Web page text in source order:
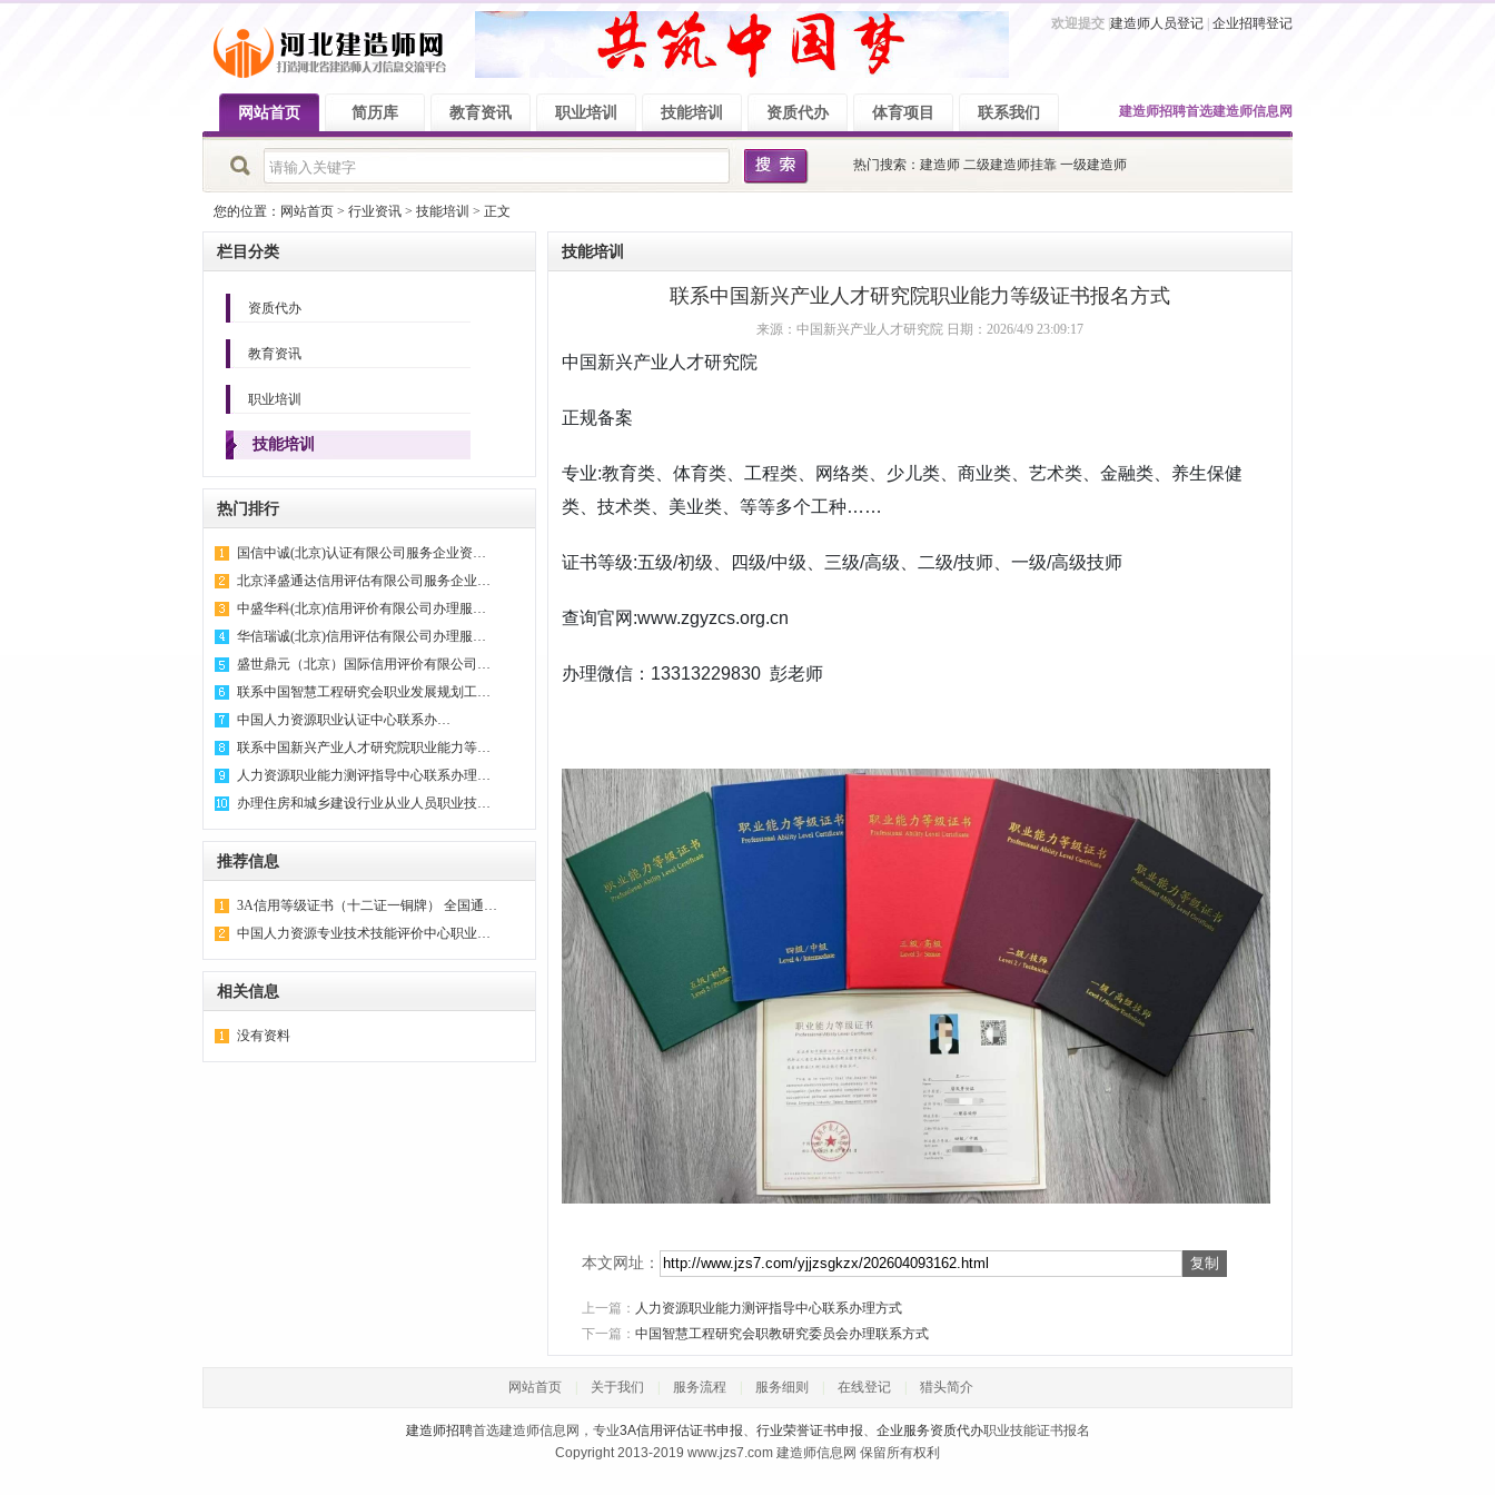
欢迎提交 建造师人员登记 企业招聘登记
网站首页 简历库 教育资讯 职业培训 技能培训 资质代办 体育项目 联系我们 建造师招聘首选建造师信息网
热门搜索： 建造师 二级建造师挂靠 一级建造师
您的位置： 网站首页 > 行业资讯 > 技能培训 > 正文
技能培训
联系中国新兴产业人才研究院职业能力等级证书报名方式
来源：中国新兴产业人才研究院 日期：2026/4/9 23:09:17
中国新兴产业人才研究院
正规备案
专业:教育类、体育类、工程类、网络类、少儿类、商业类、艺术类、金融类、养生保健
类、技术类、美业类、等等多个工种……
证书等级:五级/初级、四级/中级、三级/高级、二级/技师、一级/高级技师
查询官网:www.zgyzcs.org.cn
办理微信：13313229830 彭老师
本文网址：
上一篇： 人力资源职业能力测评指导中心联系办理方式
下一篇： 中国智慧工程研究会职教研究委员会办理联系方式
栏目分类
资质代办
教育资讯
职业培训
技能培训
热门排行
国信中诚(北京)认证有限公司服务企业资…
北京泽盛通达信用评估有限公司服务企业…
中盛华科(北京)信用评价有限公司办理服…
华信瑞诚(北京)信用评估有限公司办理服…
盛世鼎元（北京）国际信用评价有限公司…
联系中国智慧工程研究会职业发展规划工…
‌中国人力资源职业认证中心联系办…
联系中国新兴产业人才研究院职业能力等…
人力资源职业能力测评指导中心联系办理…
办理住房和城乡建设行业从业人员职业技…
推荐信息
3A信用等级证书（十二证一铜牌） 全国通…
中国人力资源专业技术技能评价中心职业…
相关信息
没有资料
网站首页 关于我们 服务流程 服务细则 在线登记 猎头简介
建造师招聘首选建造师信息网，专业3A信用评估证书申报、 行业荣誉证书申报、 企业服务资质代办职业技能证书报名
Copyright 2013-2019 www.jzs7.com 建造师信息网 保留所有权利